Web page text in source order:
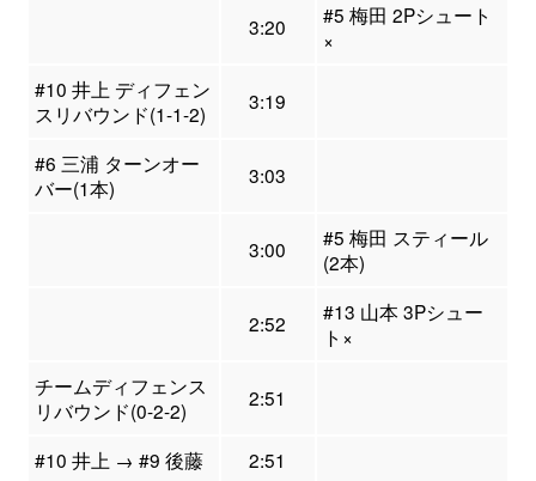
3:20
#5 梅田 2Pシュート
×
#10 井上 ディフェン
スリバウンド(1-1-2)
3:19
#6 三浦 ターンオー
バー(1本)
3:03
3:00
#5 梅田 スティール
(2本)
2:52
#13 山本 3Pシュー
ト×
チームディフェンス
リバウンド(0-2-2)
2:51
#10 井上 → #9 後藤
2:51